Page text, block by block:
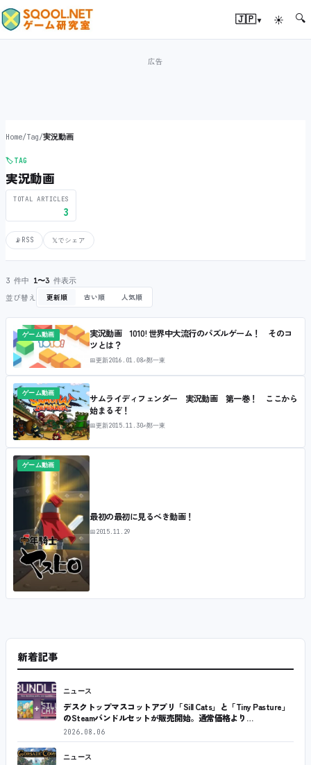
🇯🇵▾ ☀ 🔍
Home/Tag/実況動画
🏷️TAG
実況動画
TOTAL ARTICLES
3
📡 RSS 𝕏でシェア
3 件中 1〜3 件表示
並び替え 更新順 古い順 人気順
ゲーム動画
実況動画 1010! 世界中大流行のパズルゲーム！ そのコ
ツとは？
📅更新2016.01.08✍鄭一東
ゲーム動画
サムライディフェンダー 実況動画 第一巻！ ここから
始まるぞ！
📅更新2015.11.30✍鄭一東
ゲーム動画
最初の最初に見るべき動画！
📅2015.11.29
新着記事
ニュース
デスクトップマスコットアプリ「Sill Cats」と「Tiny Pasture」
のSteamバンドルセットが販売開始。通常価格より…
2026.08.06
ニュース